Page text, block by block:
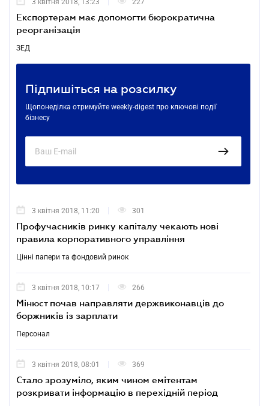
3 квітня 2018, 13:23 227
Експортерам має допомогти бюрократична
реорганізація
ЗЕД
Підпишіться на розсилку
Щопонеділка отримуйте weekly-digest про ключові події
бізнесу
3 квітня 2018, 11:20 301
Профучасників ринку капіталу чекають нові
правила корпоративного управління
Цінні папери та фондовий ринок
3 квітня 2018, 10:17 266
Мінюст почав направляти держвиконавців до
боржників із зарплати
Персонал
3 квітня 2018, 08:01 369
Стало зрозуміло, яким чином емітентам
розкривати інформацію в перехідній період